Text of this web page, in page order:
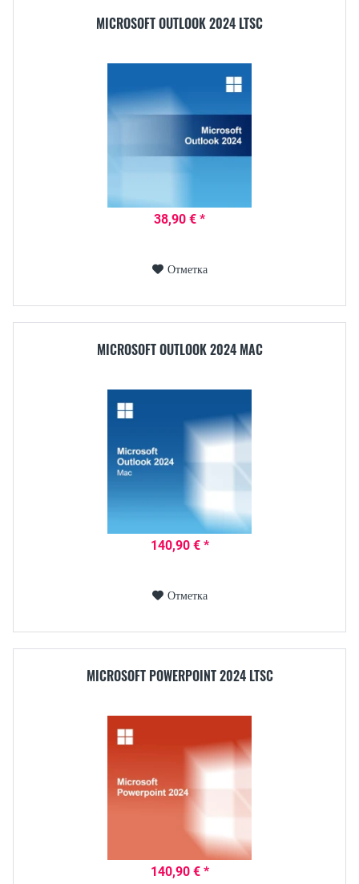
MICROSOFT OUTLOOK 2024 LTSC
38,90 € *
Отметка
MICROSOFT OUTLOOK 2024 MAC
140,90 € *
Отметка
MICROSOFT POWERPOINT 2024 LTSC
140,90 € *